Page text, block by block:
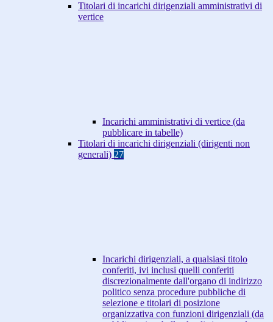
Titolari di incarichi dirigenziali amministrativi di
vertice
Incarichi amministrativi di vertice (da
pubblicare in tabelle)
Titolari di incarichi dirigenziali (dirigenti non
generali) 27
Incarichi dirigenziali, a qualsiasi titolo
conferiti, ivi inclusi quelli conferiti
discrezionalmente dall'organo di indirizzo
politico senza procedure pubbliche di
selezione e titolari di posizione
organizzativa con funzioni dirigenziali (da